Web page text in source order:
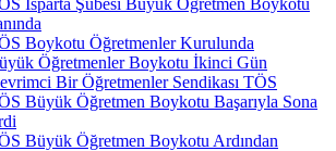
Boykotu Öğretmenler Kurulunda
Öğretmenler Boykotu İkinci Gün
Bir Öğretmenler Sendikası TÖS
Büyük Öğretmen Boykotu Başarıyla Sona
Büyük Öğretmen Boykotu Ardından